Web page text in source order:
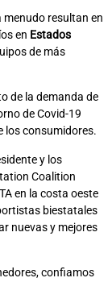
menudo resultan en
en Estados
de más
de la demanda de
de Covid-19
los consumidores.
y los
Coalition
en la costa oeste
biestatales
nuevas y mejores
confiamos